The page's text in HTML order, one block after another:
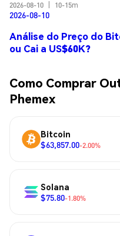
2026-08-10 10-15m
2026-08-10
Análise do Preço do
ou Cai a US$60K?
Como Comprar
Phemex
Bitcoin
$63,857.00-2.00%
Solana
$75.80-1.80%